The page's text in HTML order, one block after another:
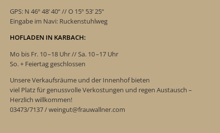
GPS: N 46º 48‘ 40“ // O 15º 53‘ 25“
Eingabe im Navi: Ruckenstuhlweg
HOFLADEN IN KARBACH:
Mo bis Fr. 10 –18 Uhr // Sa. 10 –17 Uhr
So. + Feiertag geschlossen
Unsere Verkaufsräume und der Innenhof bieten
viel Platz für genussvolle Verkostungen und regen Austausch –
Herzlich willkommen!
03473/7137 / weingut@frauwallner.com